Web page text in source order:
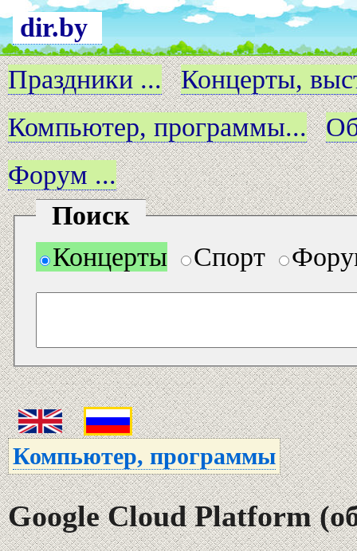
dir.by
Праздники ...
Концерты,
Компьютер, программы...
Форум ...
Поиск
Концерты
Спорт
Компьютер, программы
Google Cloud Platform